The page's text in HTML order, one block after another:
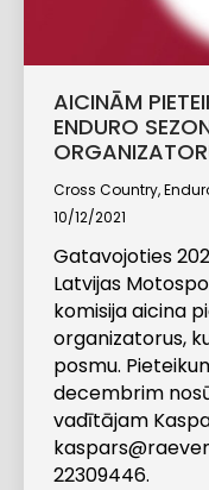
AICINĀM
ENDURO
Cross Country,
10/12/2021
Gatavojoties
Latvijas
komisija aicina
organizatorus,
posmu.
decembrim
vadītājam
22309446.